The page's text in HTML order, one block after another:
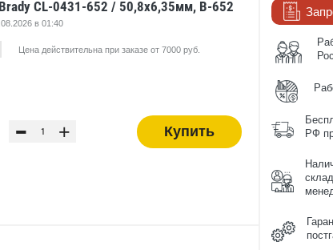
CL-0431-652 / 50,8x6,35мм, B-652
в 01:40
Цена действительна при заказе от 7000 руб.
- + Купить
РФ